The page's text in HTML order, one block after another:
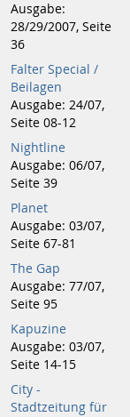
Ausgabe:
28/29/2007, Seite
36
Falter Special /
Beilagen
Ausgabe: 24/07,
Seite 08-12
Nightline
Ausgabe: 06/07,
Seite 39
Planet
Ausgabe: 03/07,
Seite 67-81
The Gap
Ausgabe: 77/07,
Seite 95
Kapuzine
Ausgabe: 03/07,
Seite 14-15
City -
Stadtzeitung für